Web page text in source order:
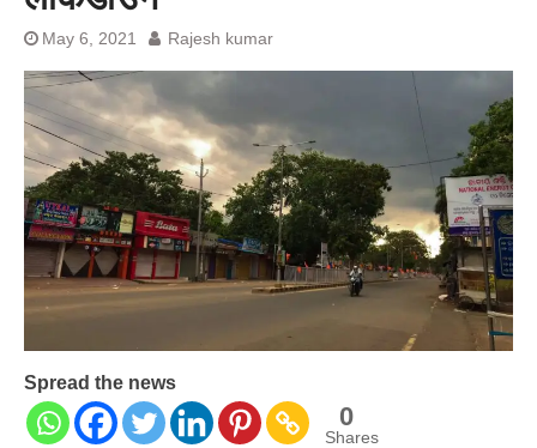
May 6, 2021 Rajesh kumar
Spread the news
0
Shares